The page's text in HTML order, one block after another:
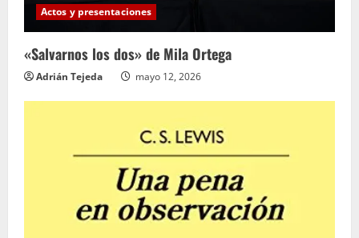
Actos y presentaciones
«Salvarnos los dos» de Mila Ortega
Adrián Tejeda mayo 12, 2026